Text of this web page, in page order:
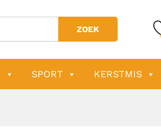
ZOEK
SPORT KERSTMIS